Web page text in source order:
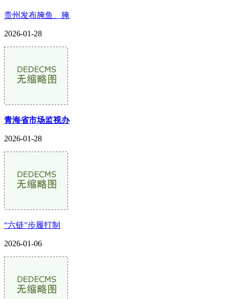
贵州发布腌鱼、腌
2026-01-28
青海省市场监视办
2026-01-28
“六链”步履打制
2026-01-06